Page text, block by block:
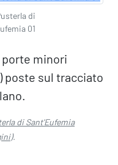
di
01
porte minori
poste sul tracciato
di Sant'Eufemia
).